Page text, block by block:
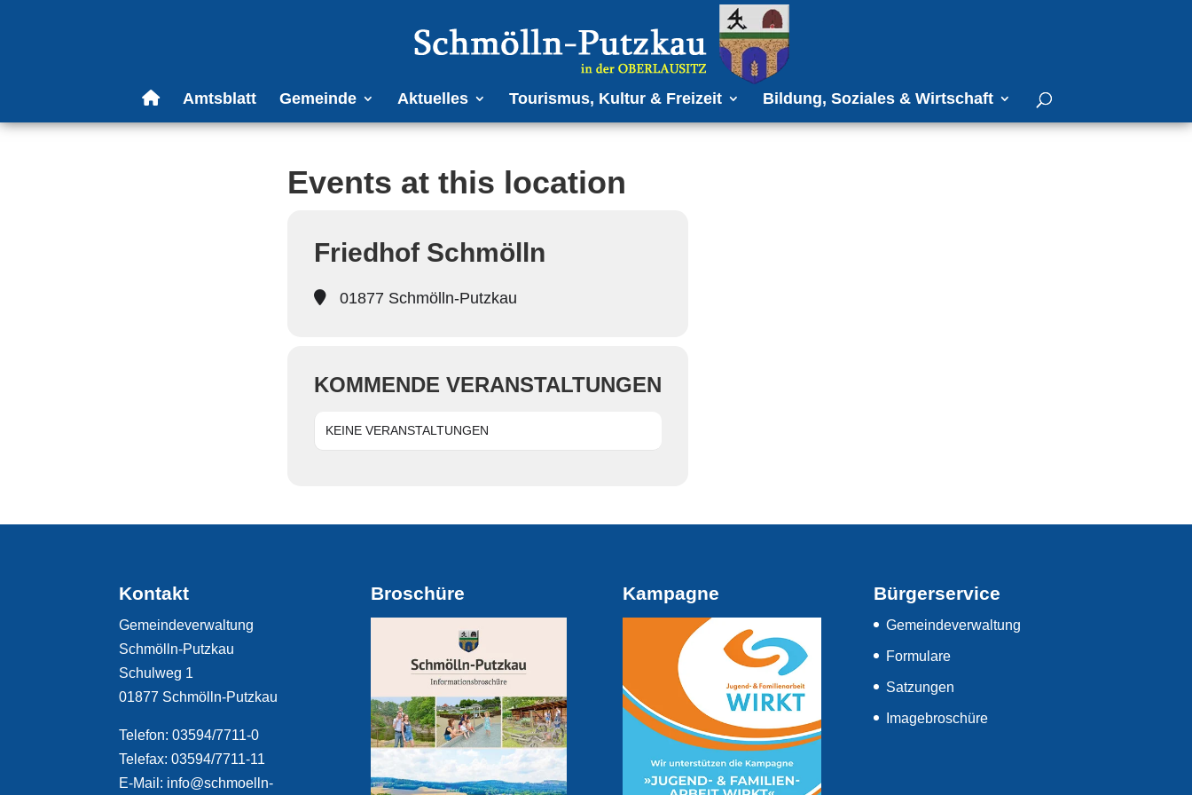
Amtsblatt Gemeinde Aktuelles Tourismus, Kultur & Freizeit Bildung, Soziales & Wirtschaft
Events at this location
Friedhof Schmölln
01877 Schmölln-Putzkau
KOMMENDE VERANSTALTUNGEN
KEINE VERANSTALTUNGEN
Kontakt
Gemeindeverwaltung
Schmölln-Putzkau
Schulweg 1
01877 Schmölln-Putzkau
Telefon: 03594/7711-0
Telefax: 03594/7711-11
E-Mail: info@schmoelln-
Broschüre Kampagne Bürgerservice
Gemeindeverwaltung
Formulare
Satzungen
Imagebroschüre